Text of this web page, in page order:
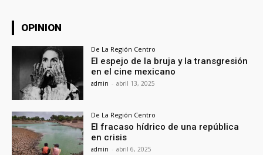
OPINION
De La Región Centro
El espejo de la bruja y la transgresión
en el cine mexicano
admin - abril 13, 2025
De La Región Centro
El fracaso hídrico de una república
en crisis
admin - abril 6, 2025